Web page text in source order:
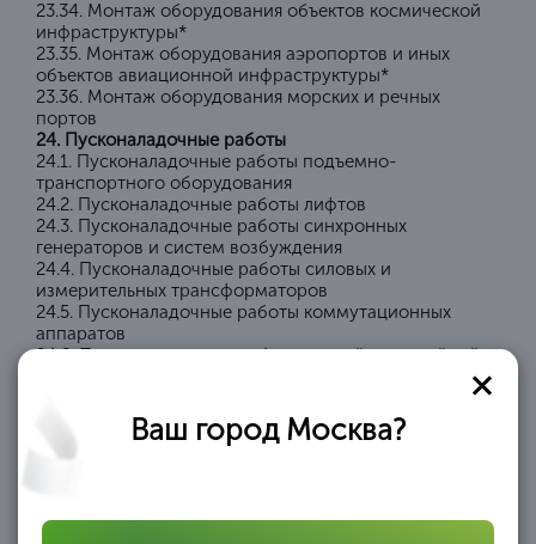
23.34. Монтаж оборудования объектов космической
инфраструктуры*
23.35. Монтаж оборудования аэропортов и иных
объектов авиационной инфраструктуры*
23.36. Монтаж оборудования морских и речных
портов
24. Пусконаладочные работы
24.1. Пусконаладочные работы подъемно-
транспортного оборудования
24.2. Пусконаладочные работы лифтов
24.3. Пусконаладочные работы синхронных
генераторов и систем возбуждения
24.4. Пусконаладочные работы силовых и
измерительных трансформаторов
24.5. Пусконаладочные работы коммутационных
аппаратов
24.6. Пусконаладочные работы устройств релейной
электроснабжении*
24.8. Пусконаладочные работы систем напряжения и
оперативного тока
24.10. Пусконаладочные работы систем автоматики,
Ваш город Москва?